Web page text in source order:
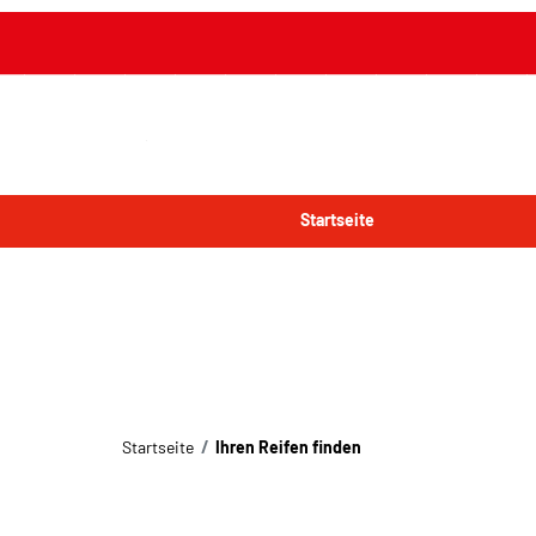
Startseite
Startseite Ihren Reifen finden